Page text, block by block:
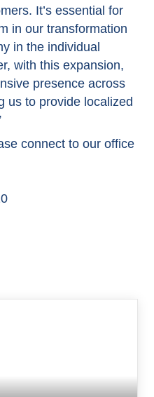
It’s essential for
in our transformation
in the individual
with this expansion,
presence across
us to provide localized
connect to our office